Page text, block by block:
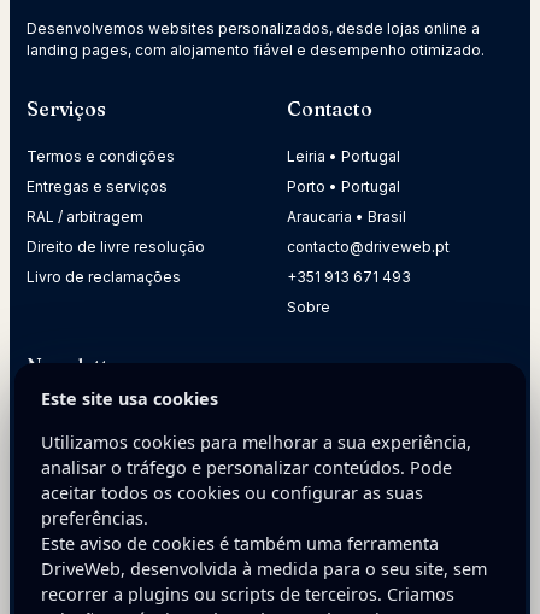
Desenvolvemos websites personalizados, desde lojas online a
landing pages, com alojamento fiável e desempenho otimizado.
Serviços
Termos e condições
Entregas e serviços
RAL / arbitragem
Direito de livre resolução
Livro de reclamações
Contacto
Leiria • Portugal
Porto • Portugal
Araucaria • Brasil
contacto@driveweb.pt
+351 913 671 493
Sobre
Newsletter
sua empresa.
E-mail
Este site usa cookies
Utilizamos cookies para melhorar a sua experiência,
analisar o tráfego e personalizar conteúdos. Pode
aceitar todos os cookies ou configurar as suas
preferências.
Este aviso de cookies é também uma ferramenta
DriveWeb, desenvolvida à medida para o seu site, sem
recorrer a plugins ou scripts de terceiros. Criamos